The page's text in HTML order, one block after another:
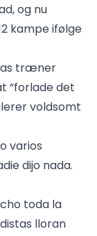
og nu
kampe ifølge
træner
“forlade det
voldsomt
varios
dijo nada.
toda la
lloran